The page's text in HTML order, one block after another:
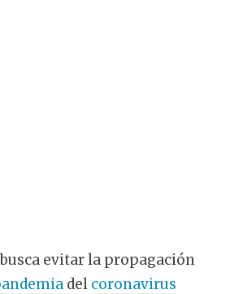
evitar la propagación
del coronavirus